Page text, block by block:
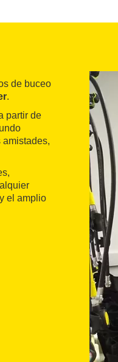
de buceo
.
partir de
el amplio